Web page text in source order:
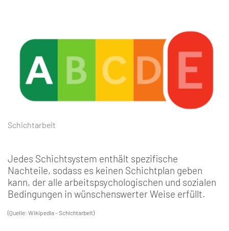
Schichtarbeit
Jedes Schichtsystem enthält spezifische
Nachteile, sodass es keinen Schichtplan geben
kann, der alle arbeitspsychologischen und sozialen
Bedingungen in wünschenswerter Weise erfüllt.
(Quelle: Wikipedia - Schichtarbeit)